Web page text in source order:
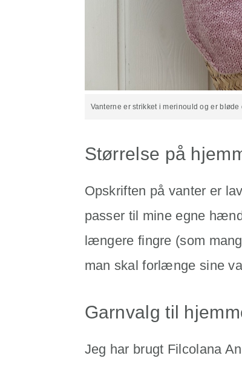
Vanterne er strikket i merinould og er bløde
Størrelse på
Opskriften på vanter er
passer til mine egne
længere fingre (som
man skal forlænge sine
Garnvalg til
Jeg har brugt Filcolana